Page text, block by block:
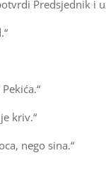
Predsjednik i
kriv.“
nego sina.“